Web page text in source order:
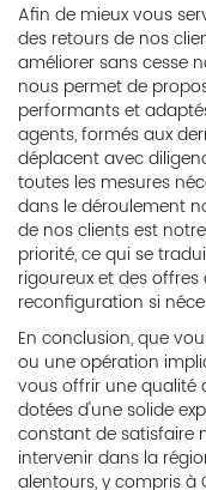
Afin de mieux vous
des retours de nos
améliorer sans cesse
nous permet de
performants et
agents, formés aux
déplacent avec
toutes les mesures
dans le déroulement
de nos clients est
priorité, ce qui se
rigoureux et des
reconfiguration si
En conclusion, que
ou une opération
vous offrir une qualité
dotées d'une solide
constant de satisfaire
intervenir dans la
alentours, y compris à